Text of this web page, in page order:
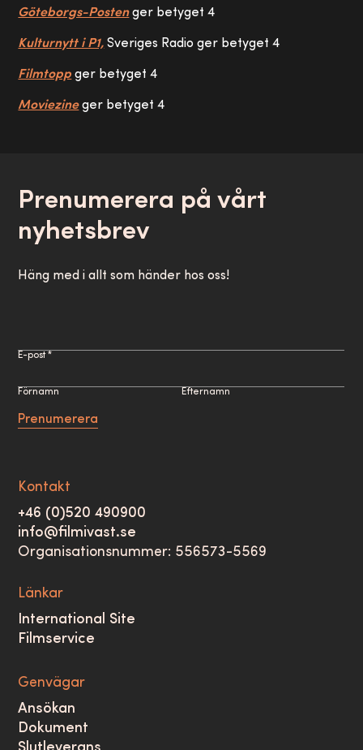
Göteborgs-Postenger betyget 4
Kulturnytt i P1, Sveriges Radio ger betyget 4
Filmtopp ger betyget 4
Moviezineger betyget 4
Prenumerera på vårt
nyhetsbrev
Häng med i allt som händer hos oss!
E-post *
Förnamn Efternamn
Prenumerera
Kontakt
+46 (0)520 490900
info@filmivast.se
Organisationsnummer: 556573-5569
Länkar
International Site
Filmservice
Genvägar
Ansökan
Dokument